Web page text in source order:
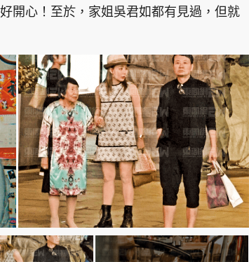
開心！至於，家姐吳君如都有見過，但就